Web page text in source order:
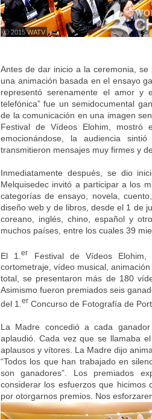
ⓒ 2015 WATV
Antes de dar inicio a la ceremonia, se
una animación basada en el ensayo
representó serenamente el amor y
telefónica” fue un semidocumental
de la comunicación en una imagen
Festival de Vídeos Elohim, mostró
emocionándose, la audiencia
transmitieron mensajes muy firmes y
Inmediatamente después, se dio
Melquisedec invitó a participar a los
categorías de ensayo, novela,
diseño web y de libros, desde el 1 de
coreano, inglés, chino, español y
muchos países, entre los cuales 39
El 1.er
Festival de Vídeos Elohim,
cortometraje, vídeo musical,
total, se presentaron más de 180
Asimismo fueron premiados seis
del 1. er Concurso de Fotografía de
La Madre concedió a cada
aplaudió. Cada vez que se llamaba
aplausos y vítores. La Madre dijo
“Todos los que han trabajado en
son ganadores”. Los premiados
considerar los esfuerzos que
por otorgarnos premios. Nos